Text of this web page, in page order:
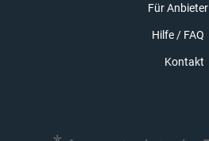
Für Anbieter
Hilfe / FAQ
Kontakt